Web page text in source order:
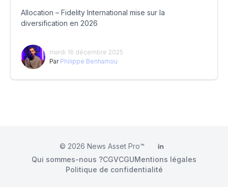
Allocation – Fidelity International mise sur la
diversification en 2026
mardi 16 décembre 2025
Par Philippe Benhamou
© 2026 News Asset Pro™ LinkedIn
Qui sommes-nous ?CGVCGUMentions légales
Politique de confidentialité